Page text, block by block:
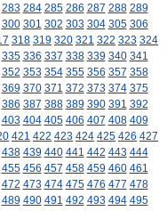
283 284 285 286 287 288 289
300 301 302 303 304 305 306
318 319 320 321 322 323 324
335 336 337 338 339 340 341
352 353 354 355 356 357 358
369 370 371 372 373 374 375
386 387 388 389 390 391 392
403 404 405 406 407 408 409
421 422 423 424 425 426 427
438 439 440 441 442 443 444
455 456 457 458 459 460 461
472 473 474 475 476 477 478
489 490 491 492 493 494 495